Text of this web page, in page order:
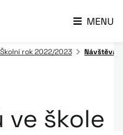
MENU
Školní rok 2022/2023 Návštěva
ve škole